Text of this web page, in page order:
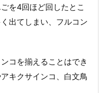
を4回ほど回したとこ
出てしまい、フルコン
コを揃えることはでき
キクサインコ、白文鳥